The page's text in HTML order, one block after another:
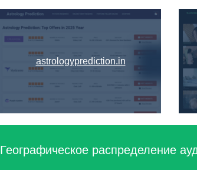
astrologyprediction.in
Географическое распределение